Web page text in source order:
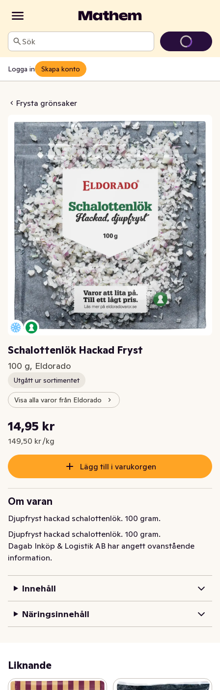
Sök
Logga in Skapa konto
Frysta grönsaker
Hackad Fryst
Schalottenlök Hackad Fryst
100 g, Eldorado
Utgått ur sortimentet
Visa alla varor från Eldorado
Nuvarande pris är: 14,95 kr
14,95 kr
149,50 kr /kg
Styckpris: 149,50 kr /kg
Lägg till i varukorgen
Om varan
Djupfryst hackad schalottenlök. 100 gram.
Djupfryst hackad schalottenlök. 100 gram.
Dagab Inköp & Logistik AB har angett ovanstående
information.
Innehåll
Näringsinnehåll
Liknande